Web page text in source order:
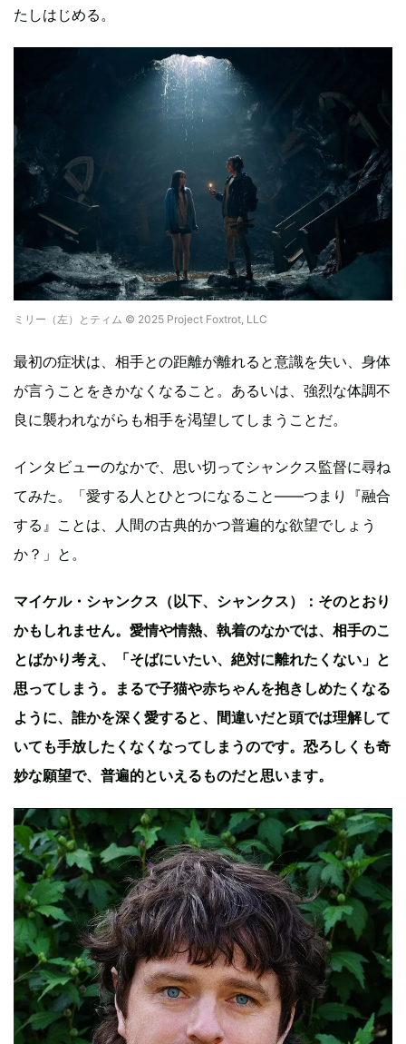
たしはじめる。
ミリー（左）とティム © 2025 Project Foxtrot, LLC
最初の症状は、相手との距離が離れると意識を失い、身体
が言うことをきかなくなること。あるいは、強烈な体調不
良に襲われながらも相手を渇望してしまうことだ。
インタビューのなかで、思い切ってシャンクス監督に尋ね
てみた。「愛する人とひとつになること——つまり『融合
する』ことは、人間の古典的かつ普遍的な欲望でしょう
か？」と。
マイケル・シャンクス（以下、シャンクス）：そのとおり
かもしれません。愛情や情熱、執着のなかでは、相手のこ
とばかり考え、「そばにいたい、絶対に離れたくない」と
思ってしまう。まるで子猫や赤ちゃんを抱きしめたくなる
ように、誰かを深く愛すると、間違いだと頭では理解して
いても手放したくなくなってしまうのです。恐ろしくも奇
妙な願望で、普遍的といえるものだと思います。